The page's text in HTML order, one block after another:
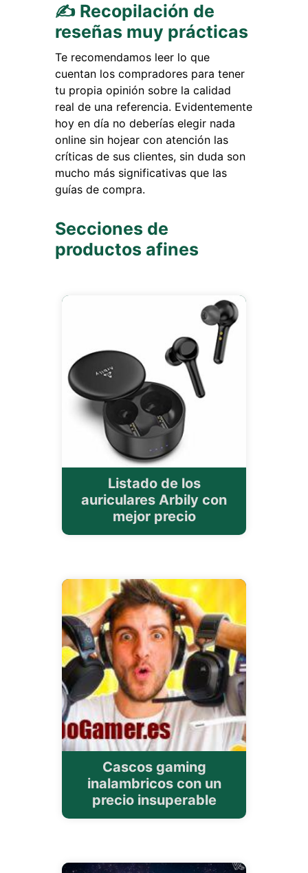
✍ Recopilación de
reseñas muy prácticas
Te recomendamos leer lo que
cuentan los compradores para tener
tu propia opinión sobre la calidad
real de una referencia. Evidentemente
hoy en día no deberías elegir nada
online sin hojear con atención las
críticas de sus clientes, sin duda son
mucho más significativas que las
guías de compra.
Secciones de
productos afines
Listado de los
auriculares Arbily con
mejor precio
Cascos gaming
inalambricos con un
precio insuperable